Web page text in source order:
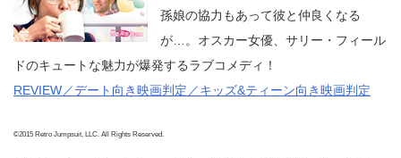
孫娘の協力もあって彼と仲良くなる
が…。オスカー女優、サリー・フィール
ドのキュートな魅力が爆発するラブコメディ！
REVIEW／デート向き映画判定／キッズ&ティーン向き映画判定
©2015 Retro Jumpsuit, LLC. All Rights Reserved.